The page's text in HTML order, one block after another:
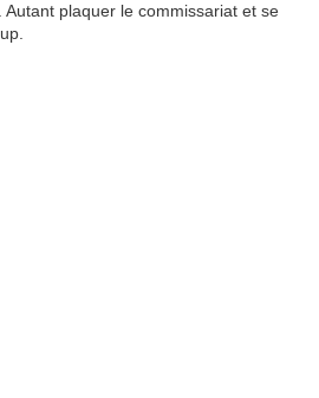
plaquer le commissariat et se